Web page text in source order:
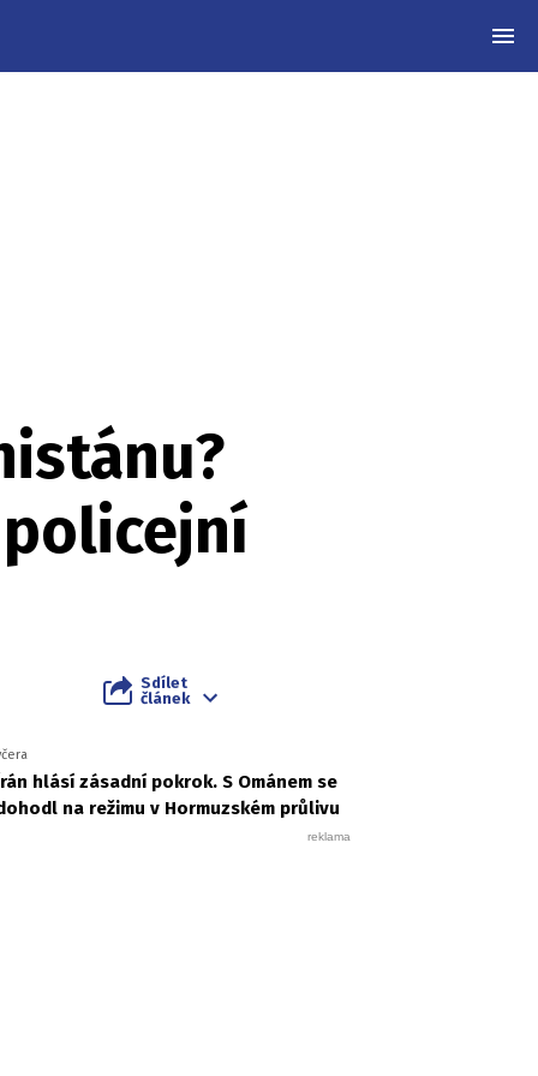
Sdílet
článek
hlásí zásadní pokrok. S Ománem se
na režimu v Hormuzském průlivu